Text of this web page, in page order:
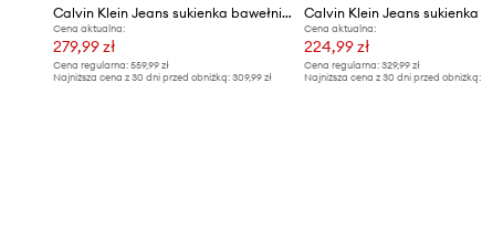
Calvin Klein Jeans sukienka bawełniana
Cena aktualna:
279,99 zł
Cena regularna: 559,99 zł
Najniższa cena z 30 dni przed obniżką: 309,99 zł
Cena aktualna:
224,99 zł
Cena regularna:329,99 zł
Najniższa cena z 30 dni przed obniżką: